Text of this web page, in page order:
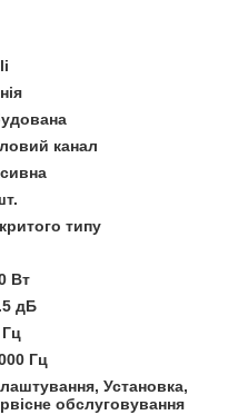
канал
типу
Вт
дБ
Гц
Гц
Установка,
обслуговування